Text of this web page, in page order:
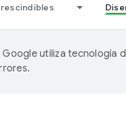
Google utiliza tecnología